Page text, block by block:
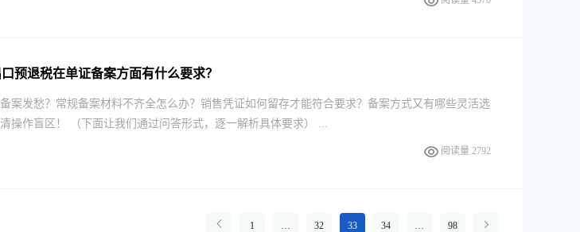
预退税在单证备案方面有什么要求？
案发愁？常规备案材料不齐全怎么办？销售凭证如何留存才能符合要求？备案方式又有哪些灵活选
操作盲区！ （下面让我们通过问答形式，逐一解析具体要求） ...
阅读量 2792
1 … 32 33 34 … 98